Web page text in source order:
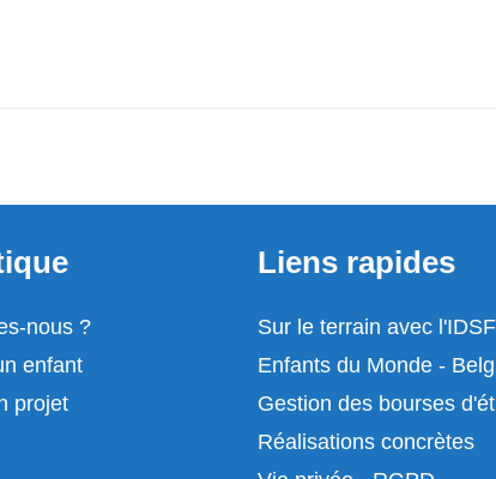
nous ?
enfant
projet
Liens rapides
Sur le terrain avec
Enfants du Monde -
Gestion des bourses
Réalisations concrètes